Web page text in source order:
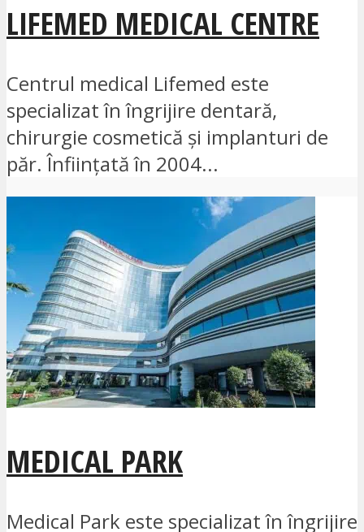
LIFEMED MEDICAL CENTRE
Centrul medical Lifemed este
specializat în îngrijire dentară,
chirurgie cosmetică și implanturi de
păr. Înființată în 2004...
MEDICAL PARK
Medical Park este specializat în îngrijire